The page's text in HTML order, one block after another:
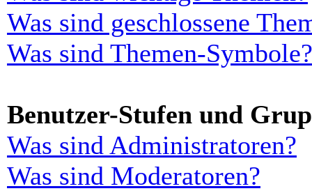
Was sind geschlossene
Was sind Themen-Symbole?
Benutzer-Stufen und
Was sind Administratoren?
Was sind Moderatoren?